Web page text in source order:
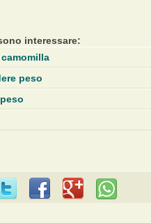
interessare:
peso